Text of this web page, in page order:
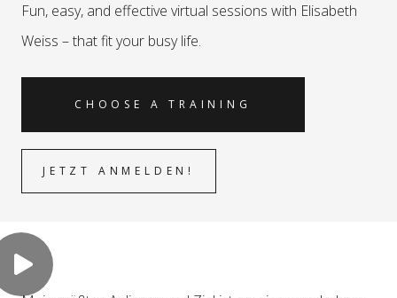
Fun, easy, and effective virtual sessions with Elisabeth
Weiss –that fit your busy life.
CHOOSE A TRAINING
JETZT ANMELDEN!